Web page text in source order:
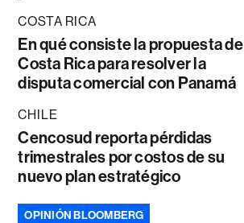
COSTA RICA
En qué consiste la propuesta de
Costa Rica para resolver la
disputa comercial con Panamá
CHILE
Cencosud reporta pérdidas
trimestrales por costos de su
nuevo plan estratégico
OPINIÓN BLOOMBERG